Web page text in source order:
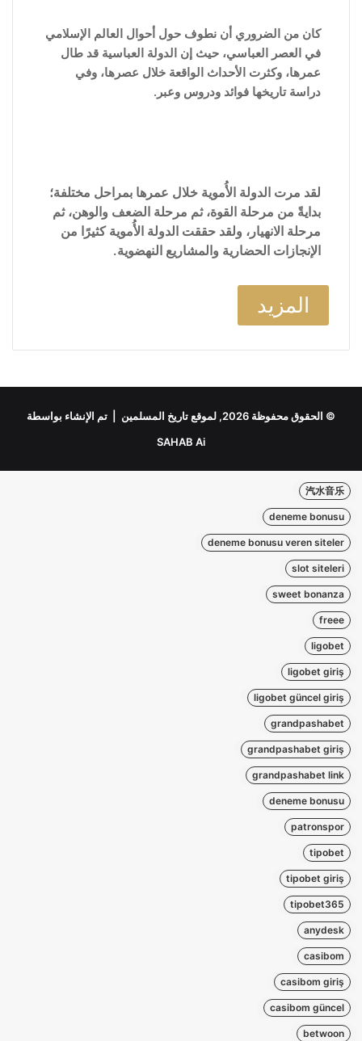
كان من الضروري أن نطوف حول أحوال العالم الإسلامي
في العصر العباسي، حيث إن الدولة العباسية قد طال
عمرها، وكثرت الأحداث الواقعة خلال عصرها، وفي
دراسة تاريخها فوائد ودروس وعبر.
لقد مرت الدولة الأُموية خلال عمرها بمراحل مختلفة؛
بدايةً من مرحلة القوة، ثم مرحلة الضعف والوهن، ثم
مرحلة الانهيار، ولقد حققت الدولة الأُموية كثيرًا من
الإنجازات الحضارية والمشاريع النهضوية.
المزيد
© الحقوق محفوظة 2026, لموقع تاريخ المسلمين | تم الإنشاء بواسطة
SAHAB Ai
汽水音乐
deneme bonusu
deneme bonusu veren siteler
slot siteleri
sweet bonanza
freee
ligobet
ligobet giriş
ligobet güncel giriş
grandpashabet
grandpashabet giriş
grandpashabet link
deneme bonusu
patronspor
tipobet
tipobet giriş
tipobet365
anydesk
casibom
casibom giriş
casibom güncel
betwoon